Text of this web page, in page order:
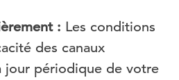
: Les conditions
des canaux
jour périodique de votre